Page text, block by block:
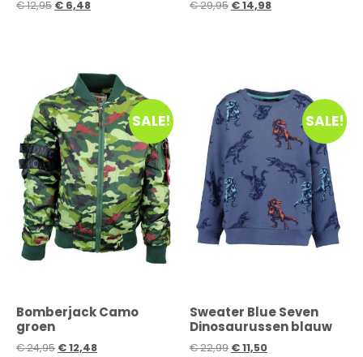
€12,95 € 6,48 €29,95 €14,98
SALE!
Bomberjack Camo
groen
€24,95 €12,48
SALE!
Sweater Blue Seven
Dinosaurussen blauw
€22,99 €11,50